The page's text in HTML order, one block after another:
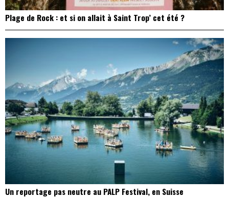
Plage de Rock : et si on allait à Saint Trop’ cet été ?
Un reportage pas neutre au PALP Festival, en Suisse